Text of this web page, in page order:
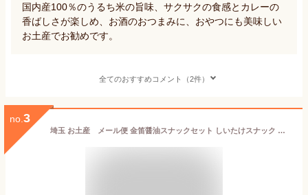
国内産100％のうるち米の旨味、サクサクの食感とカレーの
香ばしさが楽しめ、お酒のおつまみに、おやつにも美味しい
お土産でお勧めです。
全てのおすすめコメント（2件）
no. 3
埼玉 お土産 メール便 金笛醤油スナックセット しいたけスナック にんにくスナック いたま おみやげ 笛木醤油 金笛しょうゆ 椎茸 しいたけ シイタケ 焦がし バター にんにく ニンニク 深谷 ねぎ ネギ お菓子 スナック おつまみ ケヤキ堂【ネコポス】